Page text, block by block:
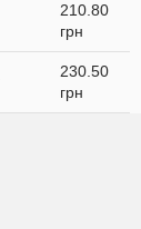
210.80
грн
230.50
грн